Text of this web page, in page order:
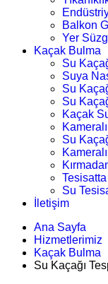
Balkon
Yer
Kaçak Bulma
Su
Suya
Su
Su
Kaçak
Su
Su
İletişim
Ana Sayfa
Hizmetlerimiz
Kaçak Bulma
Su Kaçağı